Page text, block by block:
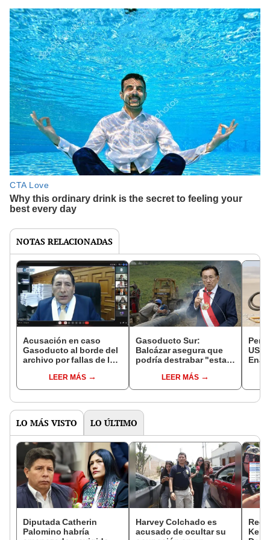
NOTAS RELACIONADAS
Acusación en caso
Gasoducto al borde del
archivo por fallas de la
LEER MÁS
Gasoducto Sur:
Balcázar asegura que
podría destrabar "esta
masificación de gas
natural al sur del país
LEER MÁS
Perú
LO MÁS VISTO LO ÚLTIMO
Diputada Catherin
Palomino habría
Harvey Colchado es
acusado de ocultar su